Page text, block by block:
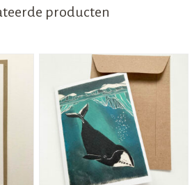
producten